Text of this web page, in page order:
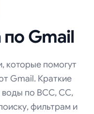
по Gmail
которые помогут
Gmail. Краткие
по BCC, CC,
фильтрам и